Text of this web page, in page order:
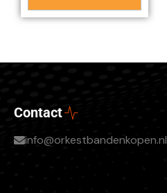
Contact
info@orkestbandenkopen.nl